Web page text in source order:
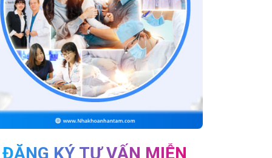
ĐĂNG KÝ TƯ VẤN MIỄN